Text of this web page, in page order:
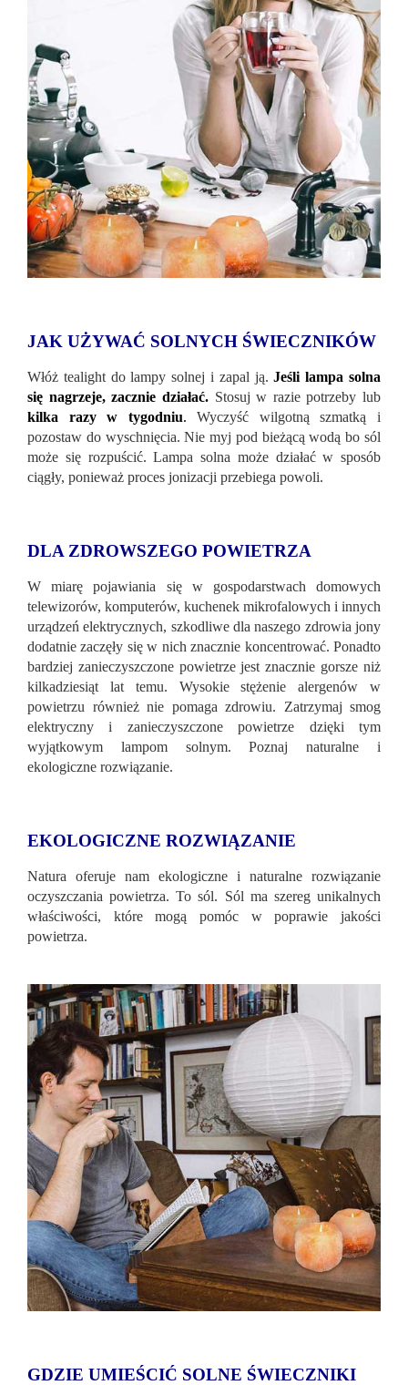
JAK UŻYWAĆ SOLNYCH ŚWIECZNIKÓW
Włóż tealight do lampy solnej i zapal ją.Jeśli lampa solna
się nagrzeje, zacznie działać.Stosuj w razie potrzeby lub
kilka razy w tygodniu. Wyczyść wilgotną szmatką i
pozostaw do wyschnięcia. Nie myj pod bieżącą wodą bo sól
może się rozpuścić. Lampa solna może działać w sposób
ciągły, ponieważ proces jonizacji przebiega powoli.
DLA ZDROWSZEGO POWIETRZA
W miarę pojawiania się w gospodarstwach domowych
telewizorów, komputerów, kuchenek mikrofalowych i innych
urządzeń elektrycznych, szkodliwe dla naszego zdrowia jony
dodatnie zaczęły się w nich znacznie koncentrować. Ponadto
bardziej zanieczyszczone powietrze jest znacznie gorsze niż
kilkadziesiąt lat temu. Wysokie stężenie alergenów w
powietrzu również nie pomaga zdrowiu. Zatrzymaj smog
elektryczny i zanieczyszczone powietrze dzięki tym
wyjątkowym lampom solnym. Poznaj naturalne i
ekologiczne rozwiązanie.
EKOLOGICZNE ROZWIĄZANIE
Natura oferuje nam ekologiczne i naturalne rozwiązanie
oczyszczania powietrza. To sól. Sól ma szereg unikalnych
właściwości, które mogą pomóc w poprawie jakości
powietrza.
GDZIE UMIEŚCIĆ SOLNE ŚWIECZNIKI